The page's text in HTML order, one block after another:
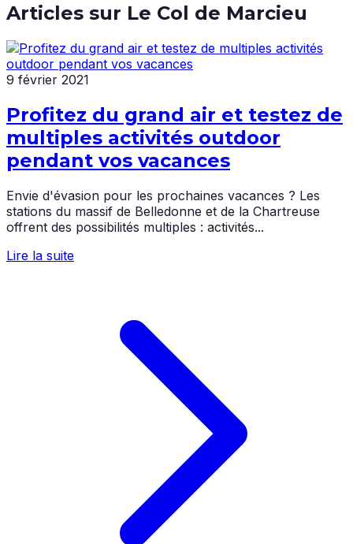
Articles sur Le Col de Marcieu
9 février 2021
Profitez du grand air et testez de
multiples activités outdoor
pendant vos vacances
Envie d'évasion pour les prochaines vacances ? Les
stations du massif de Belledonne et de la Chartreuse
offrent des possibilités multiples : activités...
Lire la suite